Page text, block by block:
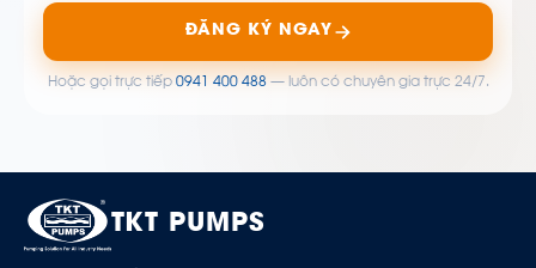
ĐĂNG KÝ NGAY
Hoặc gọi trực tiếp 0941 400 488— luôn có chuyên gia trực 24/7.
TKT PUMPS